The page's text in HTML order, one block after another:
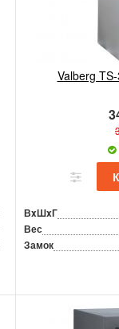
Valberg
ВxШxГ
Вес
Замок